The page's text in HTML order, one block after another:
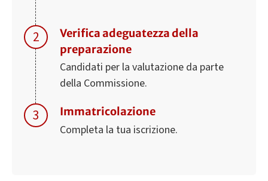
Verifica adeguatezza della
preparazione
Candidati per la valutazione da parte
della Commissione.
Immatricolazione
Completa la tua iscrizione.